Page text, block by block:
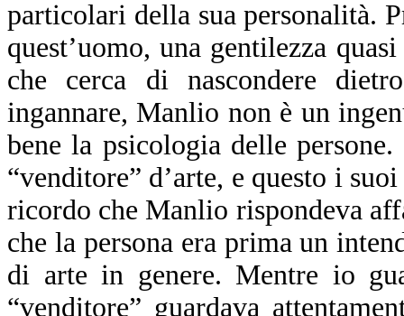
particolari della sua personalità.
quest’uomo, una gentilezza
che cerca di nascondere
ingannare, Manlio non è un
bene la psicologia delle
“venditore” d’arte, e questo i
ricordo che Manlio rispondeva
che la persona era prima un
di arte in genere. Mentre io
“venditore” guardava